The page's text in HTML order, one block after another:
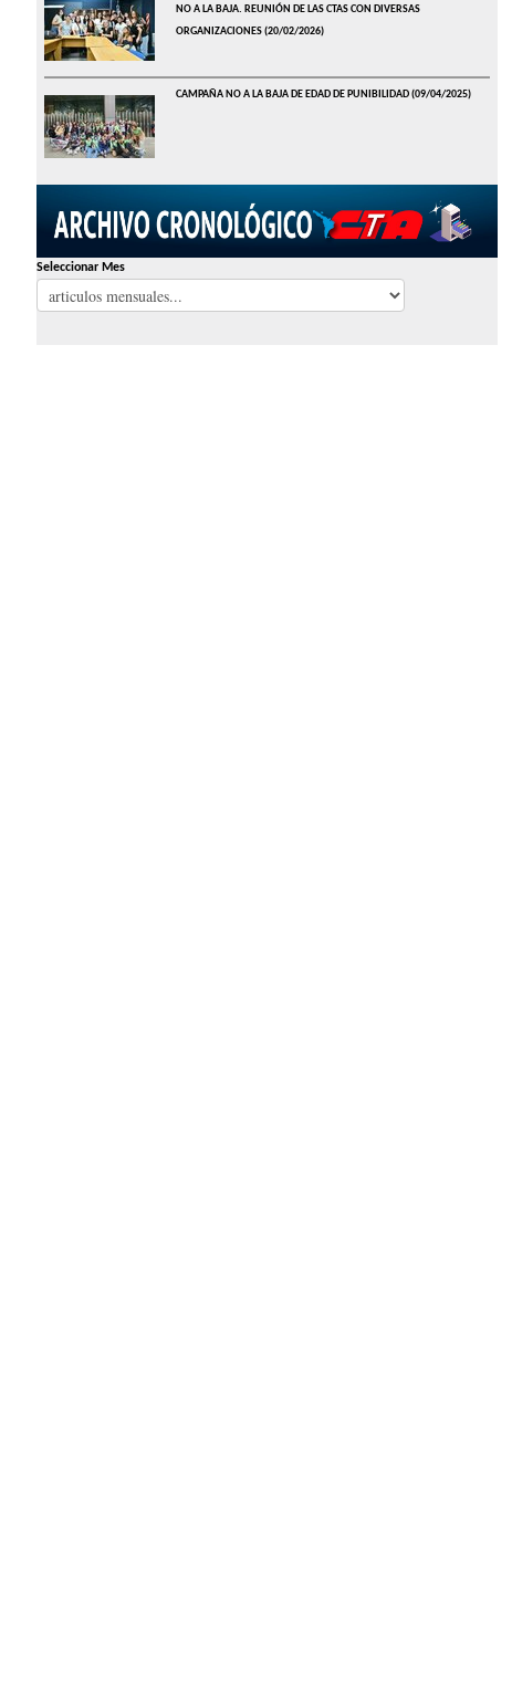
NO A LA BAJA. REUNIÓN DE LAS CTAS CON DIVERSAS
ORGANIZACIONES(20/02/2026)
CAMPAÑA NO A LA BAJA DE EDAD DE PUNIBILIDAD(09/04/2025)
Seleccionar Mes